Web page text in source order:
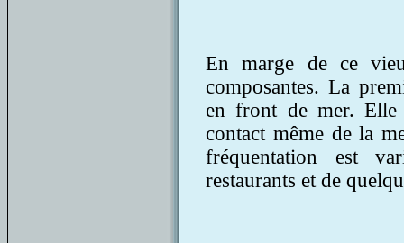
En marge de ce
composantes. La
en front de mer. Elle
contact même de la
fréquentation est
restaurants et de